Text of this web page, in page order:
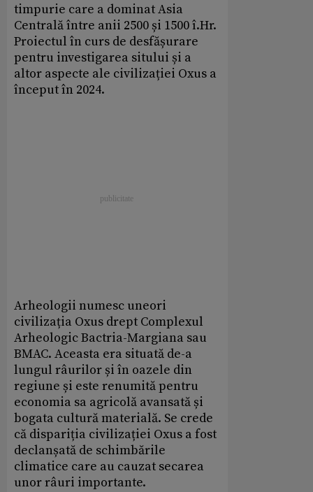
timpurie care a dominat Asia
Centrală între anii 2500 și 1500 î.Hr.
Proiectul în curs de desfășurare
pentru investigarea sitului și a
altor aspecte ale civilizației Oxus a
început în 2024.
Arheologii numesc uneori
civilizația Oxus drept Complexul
Arheologic Bactria-Margiana sau
BMAC. Aceasta era situată de-a
lungul râurilor și în oazele din
regiune și este renumită pentru
economia sa agricolă avansată și
bogata cultură materială. Se crede
că dispariția civilizației Oxus a fost
declanșată de schimbările
climatice care au cauzat secarea
unor râuri importante.